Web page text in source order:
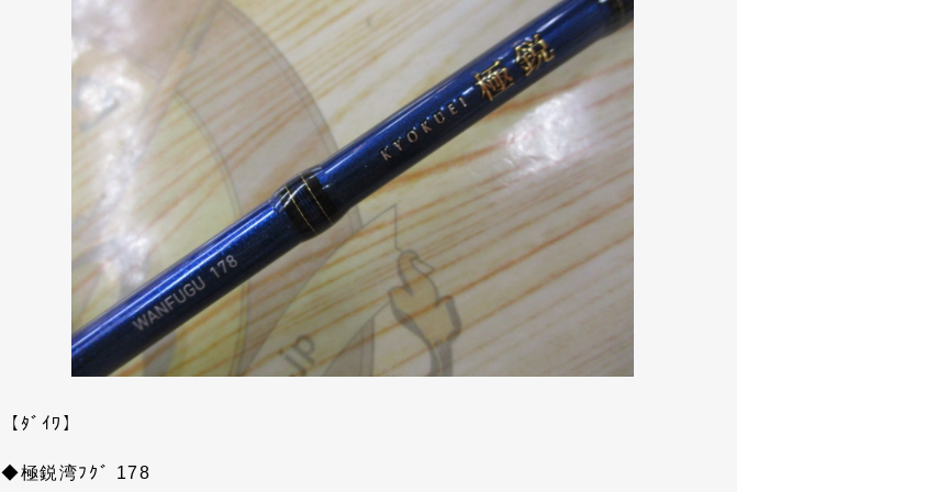
【ﾀﾞｲﾜ】
◆極鋭湾ﾌｸﾞ 178